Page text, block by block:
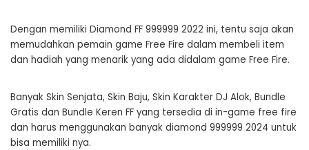
Dengan memiliki Diamond FF 999999 2022 ini, tentu saja akan
memudahkan pemain game Free Fire dalam membeli item
dan hadiah yang menarik yang ada didalam game Free Fire.
Banyak Skin Senjata, Skin Baju, Skin Karakter DJ Alok, Bundle
Gratis dan Bundle Keren FF yang tersedia di in-game free fire
dan harus menggunakan banyak diamond 999999 2024 untuk
bisa memiliki nya.